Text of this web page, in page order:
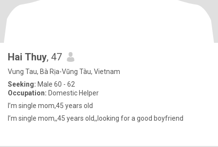
Hai Thuy, 47
Vung Tau, Bà Rịa-Vũng Tàu, Vietnam
Seeking: Male 60 - 62
Occupation: Domestic Helper
I’m single mom,45 years old
I’m single mom,,45 years old,,looking for a good boyfriend